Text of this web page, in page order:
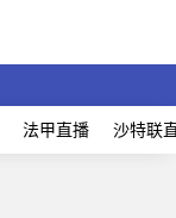
法甲直播 沙特联